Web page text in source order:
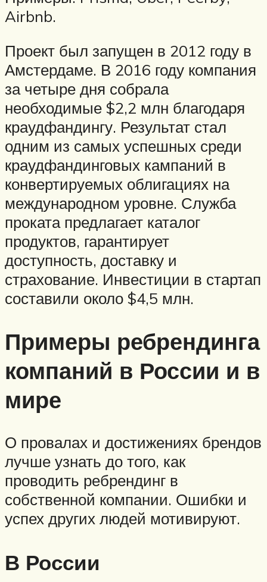
Airbnb.
Проект был запущен в 2012 году в
Амстердаме. В 2016 году компания
за четыре дня собрала
необходимые $2,2 млн благодаря
краудфандингу. Результат стал
одним из самых успешных среди
краудфандинговых кампаний в
конвертируемых облигациях на
международном уровне. Служба
проката предлагает каталог
продуктов, гарантирует
доступность, доставку и
страхование. Инвестиции в стартап
составили около $4,5 млн.
Примеры ребрендинга
компаний в России и в
мире
О провалах и достижениях брендов
лучше узнать до того, как
проводить ребрендинг в
собственной компании. Ошибки и
успех других людей мотивируют.
В России